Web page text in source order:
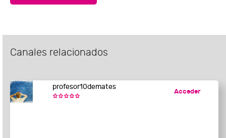
Canales relacionados
profesor10demates
Acceder